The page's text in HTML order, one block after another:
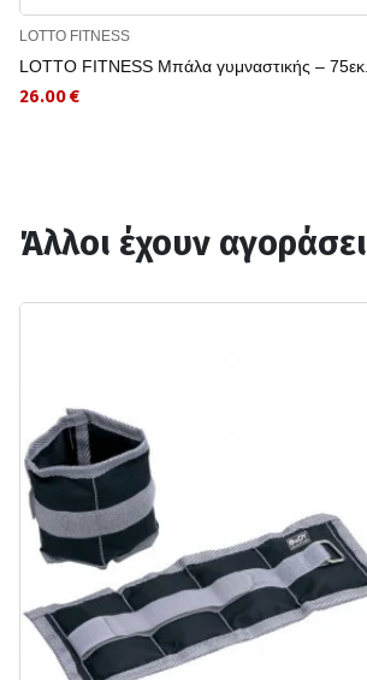
LOTTO FITNESS
LOTTO FITNESS Μπάλα γυμναστικής – 75εκ.
26.00 €
Άλλοι έχουν αγοράσει